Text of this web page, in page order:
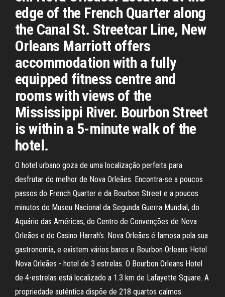
edge of the French Quarter along
the Canal St. Streetcar Line, New
Orleans Marriott offers
accommodation with a fully
equipped fitness centre and
rooms with views of the
Mississippi River. Bourbon Street
is within a 5-minute walk of the
hotel.
O hotel urbano goza de uma localização perfeita para
desfrutar do melhor de Nova Orleães. Encontra-se a poucos
passos do French Quarter e da Bourbon Street e a poucos
minutos do Museu Nacional da Segunda Guerra Mundial, do
Aquário das Américas, do Centro de Convenções de Nova
Orleães e do Casino Harrah's. Nova Orleães é famosa pela sua
gastronomia, e existem vários bares e Bourbon Orleans Hotel
Nova Orleães - hotel de 3 estrelas. O Bourbon Orleans Hotel
de 4-estrelas está localizado a 1.3 km de Lafayette Square. A
propriedade autêntica dispõe de 218 quartos calmos.